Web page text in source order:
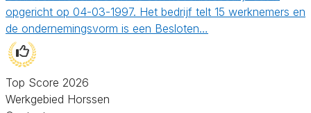
opgericht op 04-03-1997. Het bedrijf telt 15 werknemers en
de ondernemingsvorm is een Besloten…
Top Score 2026
Werkgebied Horssen